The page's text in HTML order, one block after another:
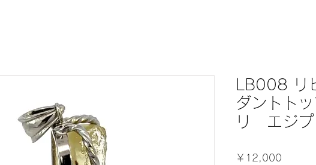
LB008 リ
ダントト
リ エジプ
￥12,000